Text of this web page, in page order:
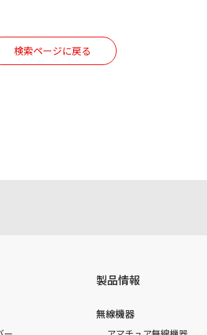
います。あらかじめご了承ください。
検索ページに戻る
製品情報
無線機器